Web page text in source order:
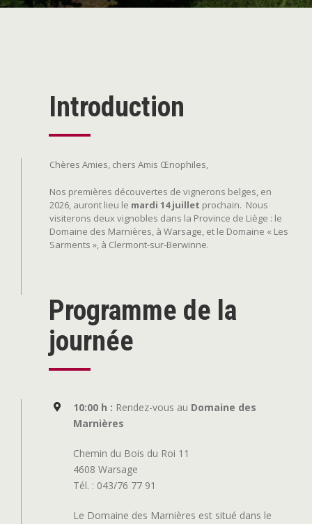
Introduction
Chères Amies, chers Amis Œnophiles,
Nos premières découvertes de vignerons belges, en
2026, auront lieu le mardi 14 juillet prochain. Nous
visiterons deux vignobles dans la Province de Liège : le
Domaine des Marnières, à Warsage, et le Domaine « Les
Sarments », à Clermont-sur-Berwinne.
Programme de la
journée
10:00 h : Rendez-vous au Domaine des
Marnières
Chemin du Bois du Roi 11
4608 Warsage
Tél. : 043/76 77 91
Le Domaine des Marnières est situé dans le